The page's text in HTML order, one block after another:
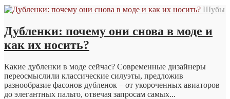
Шубы
Дубленки: почему они снова в моде и
как их носить?
Какие дубленки в моде сейчас? Современные дизайнеры
переосмыслили классические силуэты, предложив
разнообразие фасонов дубленок – от укороченных авиаторов
до элегантных пальто, отвечая запросам самых...